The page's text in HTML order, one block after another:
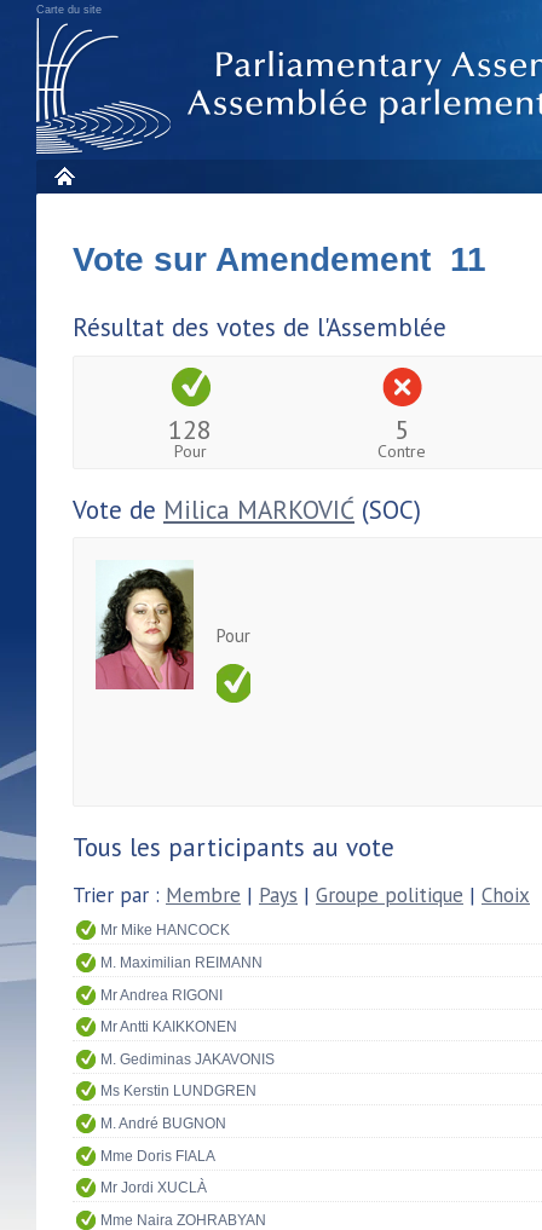
Carte du site
Vote sur Amendement 11
Résultat des votes de l'Assemblée
128
Pour
5
Contre
Vote de Milica MARKOVIĆ (SOC)
Pour
Tous les participants au vote
Trier par : Membre | Pays | Groupe politique | Choix
Mr Mike HANCOCK
M. Maximilian REIMANN
Mr Andrea RIGONI
Mr Antti KAIKKONEN
M. Gediminas JAKAVONIS
Ms Kerstin LUNDGREN
M. André BUGNON
Mme Doris FIALA
Mr Jordi XUCLÀ
Mme Naira ZOHRABYAN